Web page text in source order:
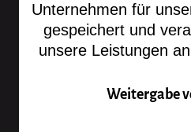
Unternehmen für
gespeichert und
unsere Leistungen
Weitergabe